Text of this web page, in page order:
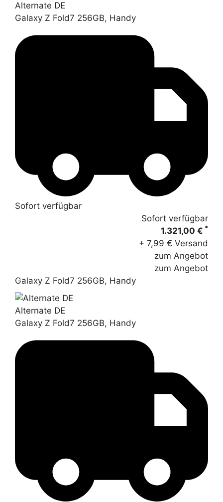
Alternate DE
Galaxy Z Fold7 256GB, Handy
Sofort verfügbar
Sofort verfügbar
1.321,00 € *
+ 7,99 € Versand
zum Angebot
zum Angebot
Galaxy Z Fold7 256GB, Handy
Alternate DE
Galaxy Z Fold7 256GB, Handy